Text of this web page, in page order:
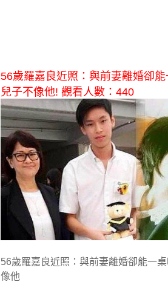
56歲羅嘉良近照：與前妻離婚卻
兒子不像他! 觀看人數：440
56歲羅嘉良近照：與前妻離婚卻能一
像他